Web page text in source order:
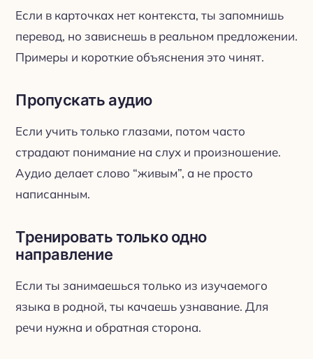
Если в карточках нет контекста, ты запомнишь
перевод, но зависнешь в реальном предложении.
Примеры и короткие объяснения это чинят.
Пропускать аудио
Если учить только глазами, потом часто
страдают понимание на слух и произношение.
Аудио делает слово “живым”, а не просто
написанным.
Тренировать только одно
направление
Если ты занимаешься только из изучаемого
языка в родной, ты качаешь узнавание. Для
речи нужна и обратная сторона.